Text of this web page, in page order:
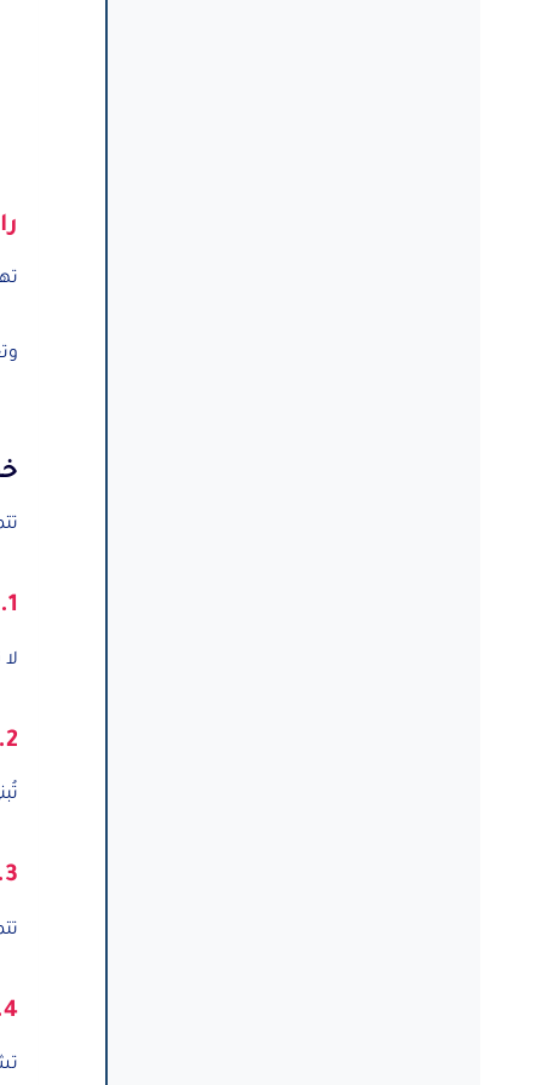
1. التركيز على النتائج
2. الاعتماد على البيانات
3. المرونة
4. الابتكار